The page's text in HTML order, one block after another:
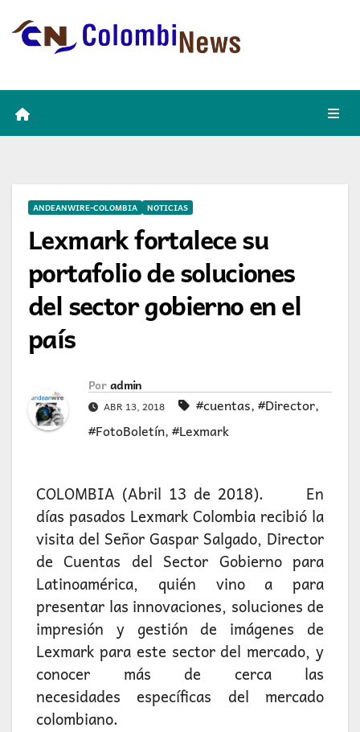
ANDEANWIRE-COLOMBIA NOTICIAS
Lexmark fortalece su
portafolio de soluciones
del sector gobierno en el
país
Por admin
ABR 13, 2018 #cuentas,#Director,
#FotoBoletín,#Lexmark
COLOMBIA (Abril 13 de 2018). En
días pasados Lexmark Colombia recibió la
visita del Señor Gaspar Salgado, Director
de Cuentas del Sector Gobierno para
Latinoamérica, quién vino a para
presentar las innovaciones, soluciones de
impresión y gestión de imágenes de
Lexmark para este sector del mercado, y
conocer más de cerca las
necesidades específicas del mercado
colombiano.